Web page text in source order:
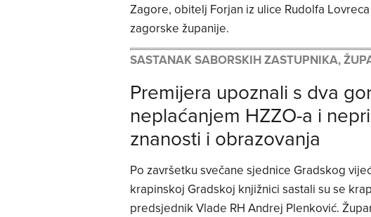
Zagore, obitelj Forjan iz ulice Rudolfa
zagorske županije.
SASTANAK SABORSKIH ZASTUPNIKA,
Premijera upoznali s dva
neplaćanjem HZZO-a i
znanosti i obrazovanja
Po završetku svečane sjednice Gradskog
krapinskoj Gradskoj knjižnici sastali su se
predsjednik Vlade RH Andrej Plenković.